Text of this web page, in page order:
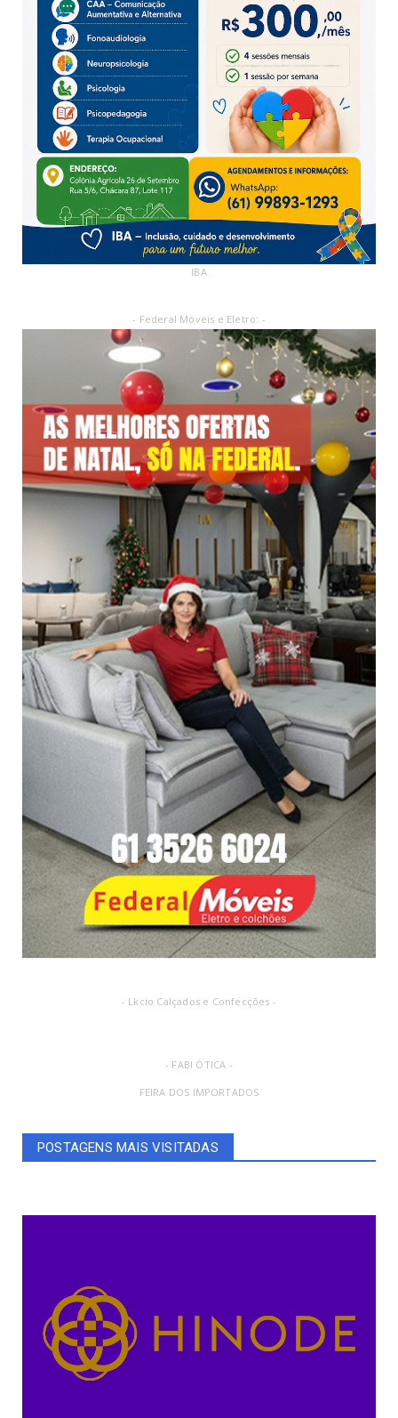
IBA
- Federal Móveis e Eletro: -
- Lkcio Calçados e Confecções -
- FABI ÓTICA -
FEIRA DOS IMPORTADOS
POSTAGENS MAIS VISITADAS